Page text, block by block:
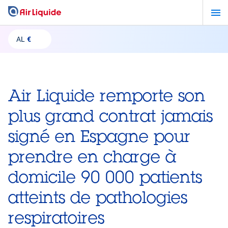
Aller
contenu
AL €
Air Liquide remporte son
plus grand contrat jamais
signé en Espagne pour
prendre en charge à
domicile 90 000 patients
atteints de pathologies
respiratoires